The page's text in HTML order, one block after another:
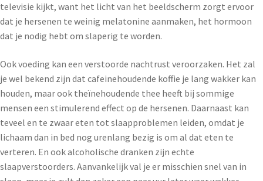
televisie kijkt, want het licht van het beeldscherm zorgt ervoor
dat je hersenen te weinig melatonine aanmaken, het hormoon
dat je nodig hebt om slaperig te worden.
Ook voeding kan een verstoorde nachtrust veroorzaken. Het zal
je wel bekend zijn dat cafeinehoudende koffie je lang wakker kan
houden, maar ook theïnehoudende thee heeft bij sommige
mensen een stimulerend effect op de hersenen. Daarnaast kan
teveel en te zwaar eten tot slaapproblemen leiden, omdat je
lichaam dan in bed nog urenlang bezig is om al dat eten te
verteren. En ook alcoholische dranken zijn echte
slaapverstoorders. Aanvankelijk val je er misschien snel van in